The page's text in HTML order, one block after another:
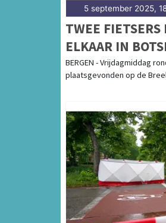
5 september 2025,
TWEE
ELKAAR IN
BERGEN - Vrijdagmiddag
plaatsgevonden op de